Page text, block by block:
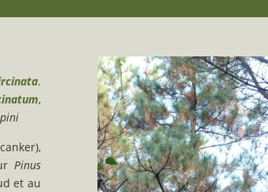
.
,
pini
Pinus
et au